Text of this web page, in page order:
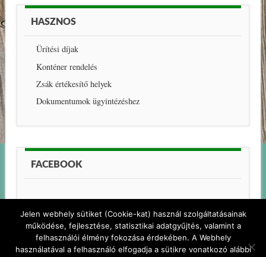
HASZNOS
Ürítési díjak
Konténer rendelés
Zsák értékesítő helyek
Dokumentumok ügyintézéshez
FACEBOOK
Jelen webhely sütiket (Cookie-kat) használ szolgáltatásainak
működése, fejlesztése, statisztikai adatgyűjtés, valamint a
felhasználói élmény fokozása érdekében. A Webhely
használatával a felhasználó elfogadja a sütikre vonatkozó alábbi